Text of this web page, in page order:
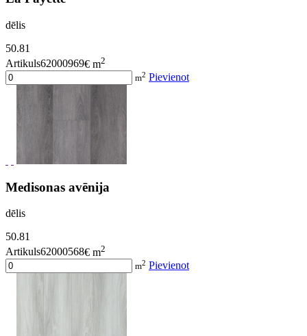
dēlis
50.81
Artikuls62000969€ m2
m2 Pievienot
Medisonas avēnija
dēlis
50.81
Artikuls62000568€ m2
m2 Pievienot